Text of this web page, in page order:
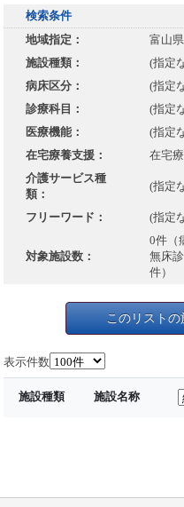
検索条件
地域指定：
富山
施設種類：
(指定
病床区分：
(指定
診療科目：
(指定
医療機能：
(指定
在宅療養支援：
在宅
介護サービス種
類：
(指定
フリーワード： (指定
対象施設数：
0件（
無床
件）
このリスト
表示件数
施設種類 施設名称